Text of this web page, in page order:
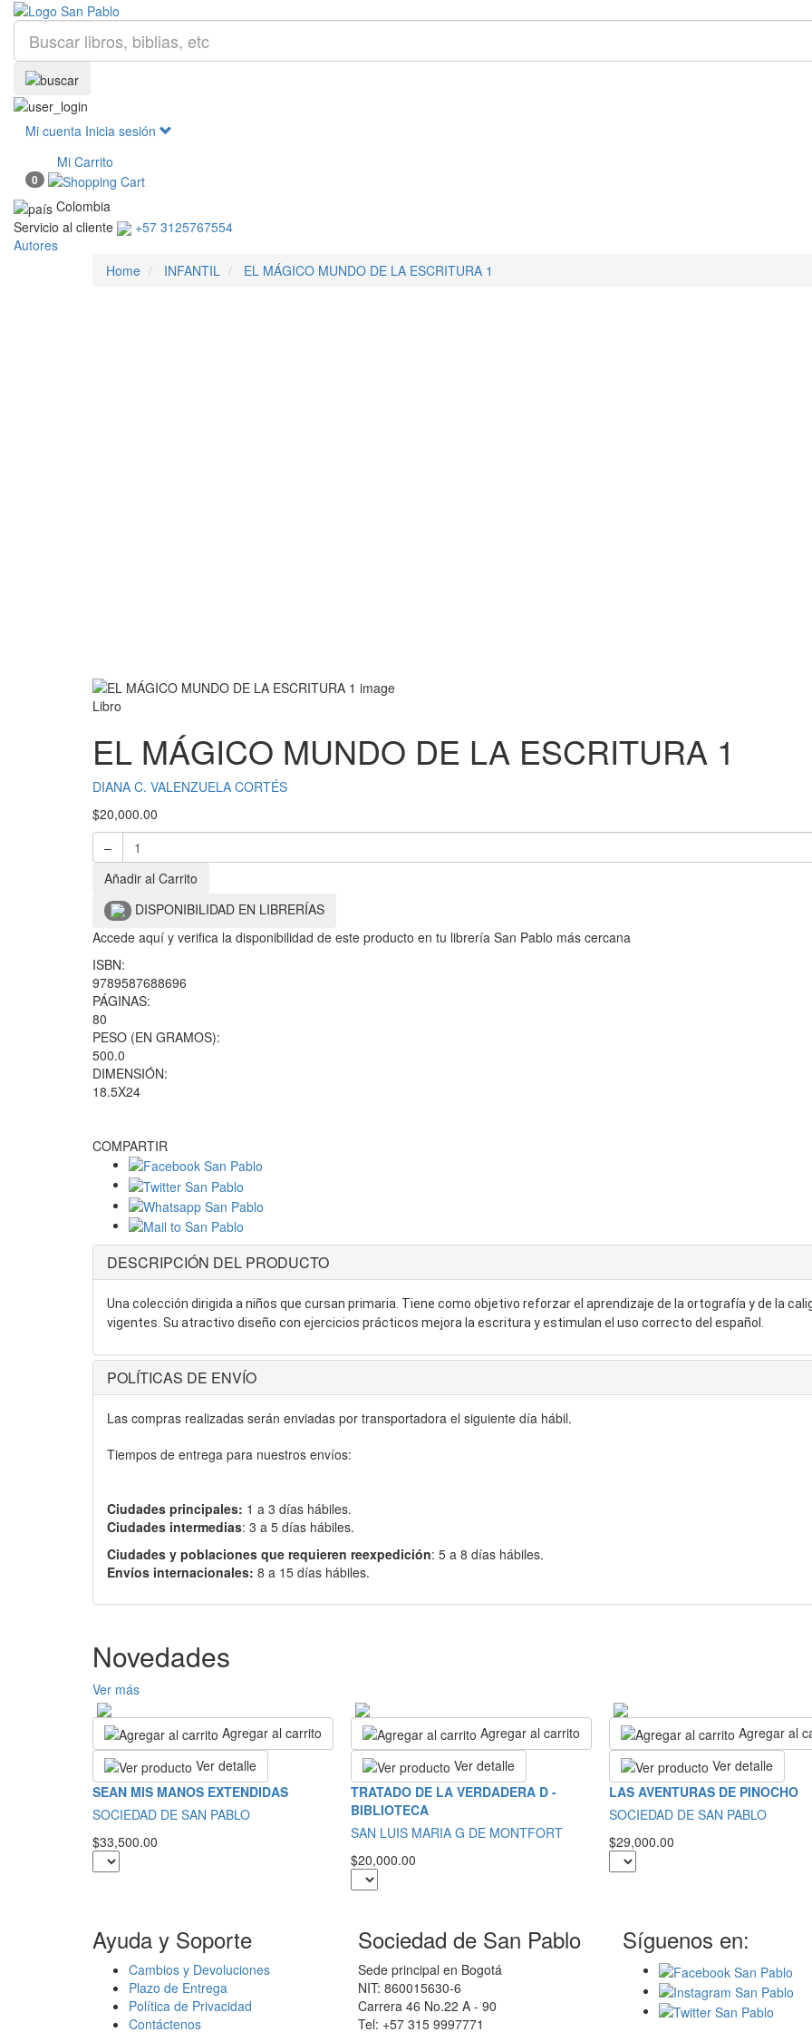
Mi cuenta Inicia sesión
Mi Carrito
0
Colombia
Servicio al cliente
+57 3125767554
Autores
Home
INFANTIL EL MÁGICO MUNDO DE LA ESCRITURA 1
Libro
EL MÁGICO MUNDO DE LA ESCRITURA 1
DIANA C. VALENZUELA CORTÉS
$20,000.00
–
Añadir al Carrito
DISPONIBILIDAD EN LIBRERÍAS
Accede aquí y verifica la disponibilidad de este producto en tu librería San Pablo más cercana
ISBN:
9789587688696
PÁGINAS:
80
PESO (EN GRAMOS):
500.0
DIMENSIÓN:
18.5X24
COMPARTIR
DESCRIPCIÓN DEL PRODUCTO
Una colección dirigida a niños que cursan primaria. Tiene como objetivo reforzar el aprendizaje de la ortografía y de la
vigentes. Su atractivo diseño con ejercicios prácticos mejora la escritura y estimulan el uso correcto del español.
POLÍTICAS DE ENVÍO
Las compras realizadas serán enviadas por transportadora el siguiente día hábil.
Tiempos de entrega para nuestros envíos:
Ciudades principales: 1 a 3 días hábiles.
Ciudades intermedias: 3 a 5 días hábiles.
Ciudades y poblaciones que requieren reexpedición: 5 a 8 días hábiles.
Envíos internacionales: 8 a 15 días hábiles.
Novedades
Ver más
Agregar al carrito
Ver detalle
SEAN MIS MANOS EXTENDIDAS
SOCIEDAD DE SAN PABLO
$33,500.00
Agregar al carrito
Ver detalle
TRATADO DE LA VERDADERA D -
BIBLIOTECA
SAN LUIS MARIA G DE MONTFORT
$20,000.00
Agregar al
Ver detalle
LAS AVENTURAS DE PINOCHO
SOCIEDAD DE SAN PABLO
$29,000.00
Ayuda y Soporte
Cambios y Devoluciones
Plazo de Entrega
Política de Privacidad
Contáctenos
Sociedad de San Pablo
Sede principal en Bogotá
NIT: 860015630-6
Carrera 46 No.22 A - 90
Tel: +57 315 9997771
Síguenos en: